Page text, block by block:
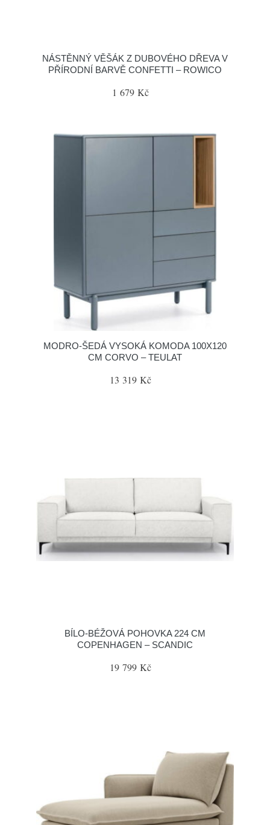
NÁSTĚNNÝ VĚŠÁK Z DUBOVÉHO DŘEVA V
PŘÍRODNÍ BARVĚ CONFETTI – ROWICO
1 679 Kč
MODRO-ŠEDÁ VYSOKÁ KOMODA 100X120
CM CORVO – TEULAT
13 319 Kč
BÍLO-BÉŽOVÁ POHOVKA 224 CM
COPENHAGEN – SCANDIC
19 799 Kč